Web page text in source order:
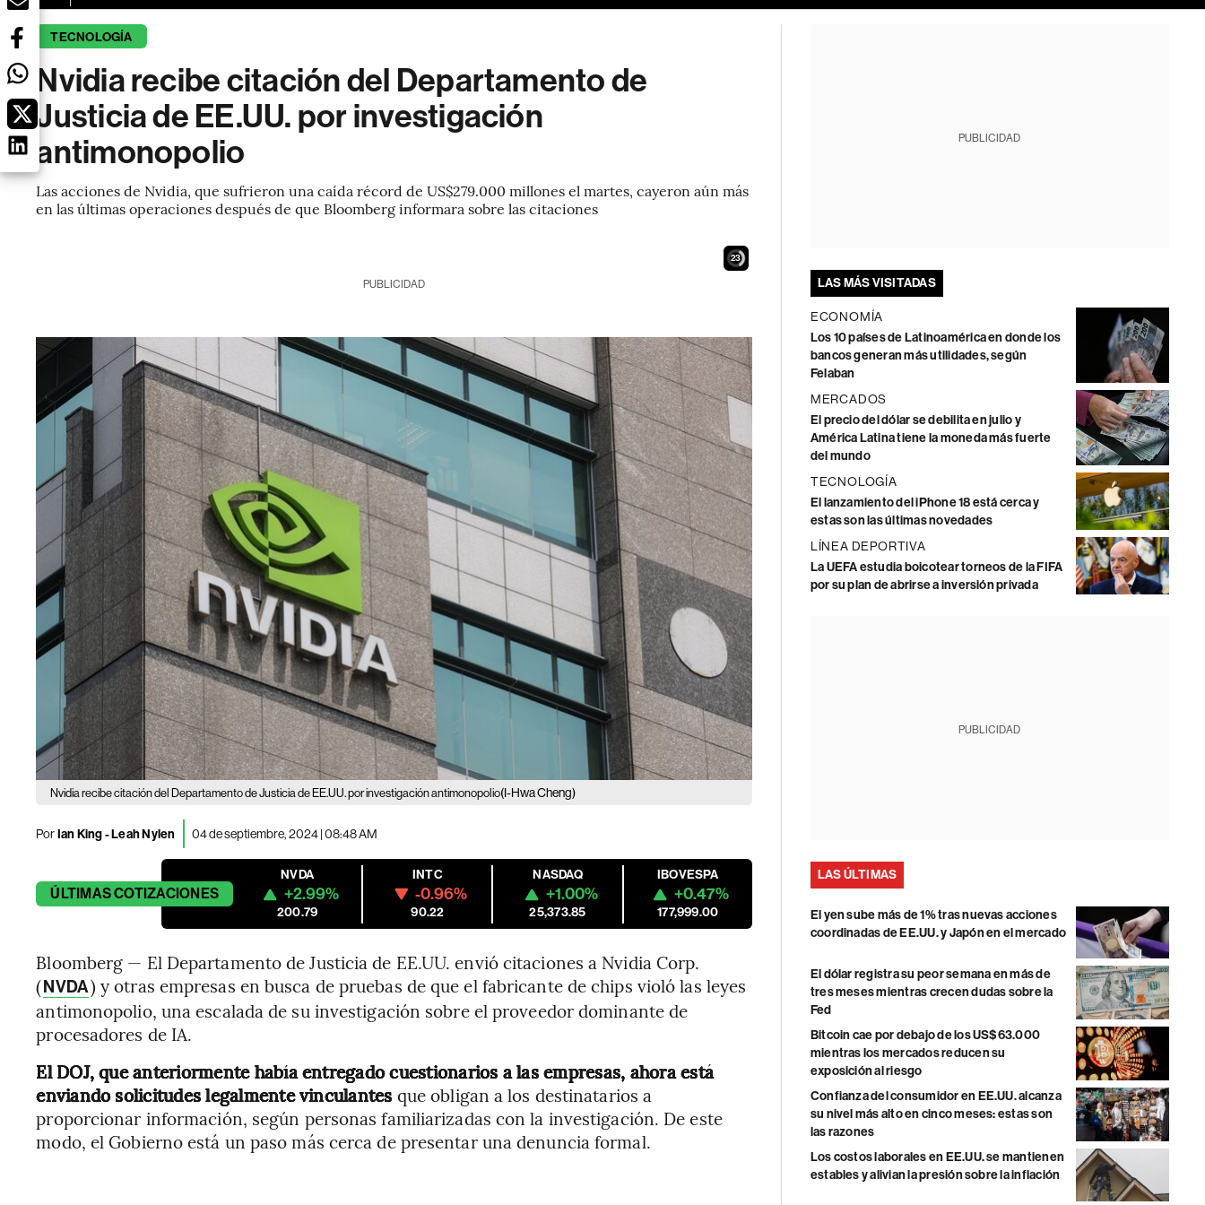
TECNOLOGÍA
Nvidia recibe citación del Departamento de
Justicia de EE.UU. por investigación
antimonopolio
Las acciones de Nvidia, que sufrieron una caída récord de US$279.000 millones el martes, cayeron aún más
en las últimas operaciones después de que Bloomberg informara sobre las citaciones
22
PUBLICIDAD
Nvidia recibe citación del Departamento de Justicia de EE.UU. por investigación antimonopolio(I-Hwa Cheng)
PorIan King - Leah Nylen 04 de septiembre, 2024 | 08:48 AM
ÚLTIMASCOTIZACIONES
NVDA
+2.99%
200.79
INTC
-0.96%
90.22
NASDAQ
+1.00%
25,373.85
IBOVESPA
+0.47%
177,999.00
Bloomberg — El Departamento de Justicia de EE.UU. envió citaciones a Nvidia Corp.
(NVDA) y otras empresas en busca de pruebas de que el fabricante de chips violó las leyes
antimonopolio, una escalada de su investigación sobre el proveedor dominante de
procesadores de IA.
El DOJ, que anteriormente había entregado cuestionarios a las empresas, ahora está
enviando solicitudes legalmente vinculantes que obligan a los destinatarios a
proporcionar información, según personas familiarizadas con la investigación. De este
modo, el Gobierno está un paso más cerca de presentar una denuncia formal.
PUBLICIDAD
LAS MÁS VISITADAS
ECONOMÍA
Los 10 países de Latinoamérica en donde los
bancos generan más utilidades, según
Felaban
MERCADOS
El precio del dólar se debilita en julio y
América Latina tiene la moneda más fuerte
del mundo
TECNOLOGÍA
El lanzamiento del iPhone 18 está cerca y
estas son las últimas novedades
LÍNEA DEPORTIVA
La UEFA estudia boicotear torneos de la FIFA
por su plan de abrirse a inversión privada
PUBLICIDAD
LAS ÚLTIMAS
El yen sube más de 1% tras nuevas acciones
coordinadas de EE.UU. y Japón en el mercado
El dólar registra su peor semana en más de
tres meses mientras crecen dudas sobre la
Fed
Bitcoin cae por debajo de los US$63.000
mientras los mercados reducen su
exposición al riesgo
Confianza del consumidor en EE.UU. alcanza
su nivel más alto en cinco meses: estas son
las razones
Los costos laborales en EE.UU. se mantienen
estables y alivian la presión sobre la inflación